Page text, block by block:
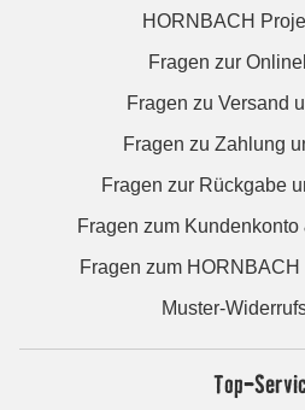
HORNBACH
Fragen zur
Fragen zu Versand
Fragen zu Zahlung
Fragen zur Rückgabe
Fragen zum
Fragen zum
Muster-
Top-